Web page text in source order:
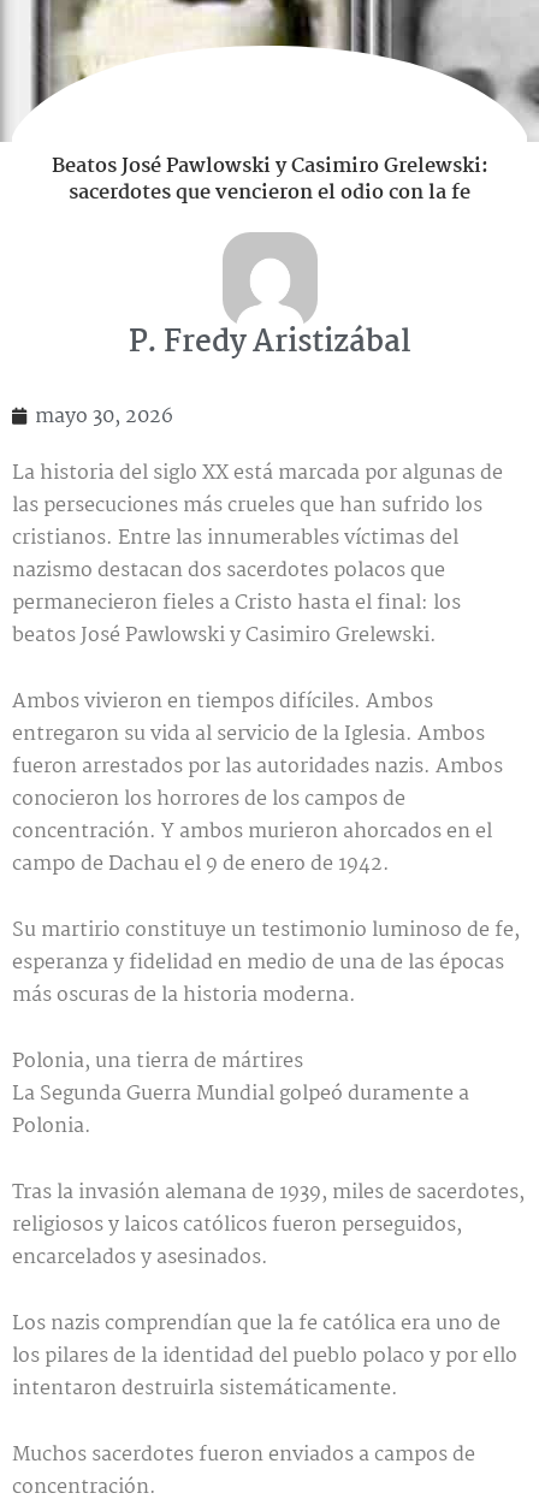
Beatos José Pawlowski y Casimiro Grelewski:
sacerdotes que vencieron el odio con la fe
P. Fredy Aristizábal
mayo 30, 2026
La historia del siglo XX está marcada por algunas de
las persecuciones más crueles que han sufrido los
cristianos. Entre las innumerables víctimas del
nazismo destacan dos sacerdotes polacos que
permanecieron fieles a Cristo hasta el final: los
beatos José Pawlowski y Casimiro Grelewski.
Ambos vivieron en tiempos difíciles. Ambos
entregaron su vida al servicio de la Iglesia. Ambos
fueron arrestados por las autoridades nazis. Ambos
conocieron los horrores de los campos de
concentración. Y ambos murieron ahorcados en el
campo de Dachau el 9 de enero de 1942.
Su martirio constituye un testimonio luminoso de fe,
esperanza y fidelidad en medio de una de las épocas
más oscuras de la historia moderna.
Polonia, una tierra de mártires
La Segunda Guerra Mundial golpeó duramente a
Polonia.
Tras la invasión alemana de 1939, miles de sacerdotes,
religiosos y laicos católicos fueron perseguidos,
encarcelados y asesinados.
Los nazis comprendían que la fe católica era uno de
los pilares de la identidad del pueblo polaco y por ello
intentaron destruirla sistemáticamente.
Muchos sacerdotes fueron enviados a campos de
concentración.